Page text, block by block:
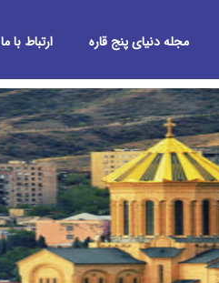
مجله دنیای پنج قاره ارتباط با ما